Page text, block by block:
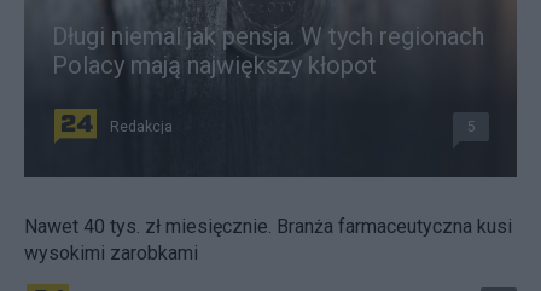
Długi niemal jak pensja. W tych regionach
Polacy mają największy kłopot
Redakcja 5
Nawet 40 tys. zł miesięcznie. Branża farmaceutyczna kusi
wysokimi zarobkami